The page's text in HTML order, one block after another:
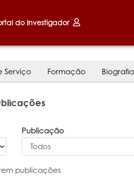
do Investigador
Serviço Formação Biografia
Publicação
publicações